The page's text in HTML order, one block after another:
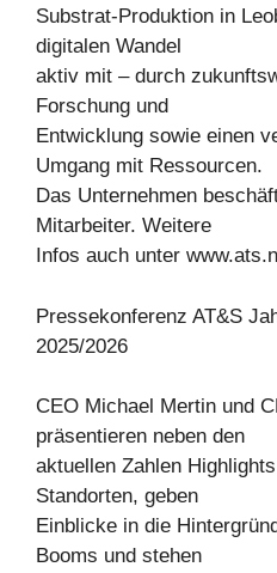
Substrat-Produktion in
digitalen Wandel
aktiv mit – durch
Forschung und
Entwicklung sowie einen
Umgang mit Ressourcen.
Das Unternehmen
Mitarbeiter. Weitere
Infos auch unter
Pressekonferenz AT&S
2025/2026
CEO Michael Mertin und
präsentieren neben den
aktuellen Zahlen
Standorten, geben
Einblicke in die
Booms und stehen